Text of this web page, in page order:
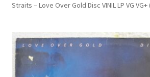
Straits – Love Over Gold Disc VINIL LP VG VG+